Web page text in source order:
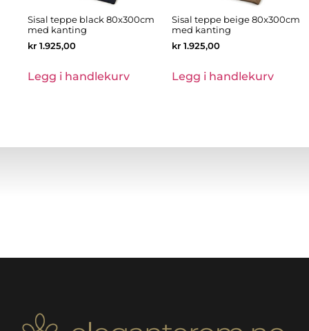
Sisal teppe black 80x300cm
med kanting
kr 1.925,00
Legg i handlekurv
Sisal teppe beige 80x300cm
med kanting
kr 1.925,00
Legg i handlekurv